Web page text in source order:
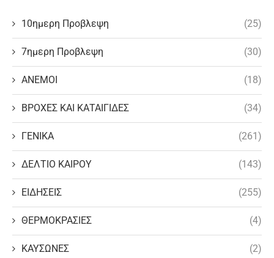
10ημερη Προβλεψη (25)
7ημερη Προβλεψη (30)
ΑΝΕΜΟΙ (18)
ΒΡΟΧΕΣ ΚΑΙ ΚΑΤΑΙΓΙΔΕΣ (34)
ΓΕΝΙΚΑ (261)
ΔΕΛΤΙΟ ΚΑΙΡΟΥ (143)
ΕΙΔΗΣΕΙΣ (255)
ΘΕΡΜΟΚΡΑΣΙΕΣ (4)
ΚΑΥΣΩΝΕΣ (2)